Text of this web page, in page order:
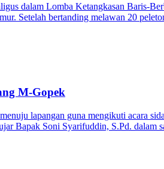
dalam Lomba Ketangkasan Baris-
Setelah bertanding melawan 20
M-Gopek
lapangan guna mengikuti acara
Bapak Soni Syarifuddin, S.Pd.